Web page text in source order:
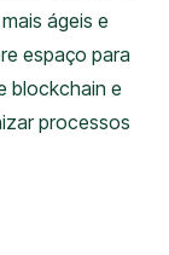
ágeis e
espaço para
blockchain e
processos